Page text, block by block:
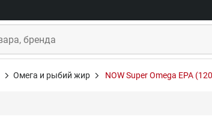
Омега и рыбий жир NOW Super Omega EPA